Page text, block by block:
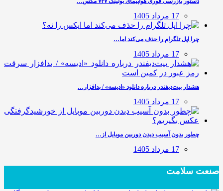
17 مرداد 1405
چرا اپل تلگرام را حذف می‌کند اما…
17 مرداد 1405
هشدار بیت‌دیفندر درباره دانلود «ادیسه» / بدافزار…
17 مرداد 1405
چطور بدون آسیب دیدن دوربین موبایل از…
17 مرداد 1405
صنعت سلامت